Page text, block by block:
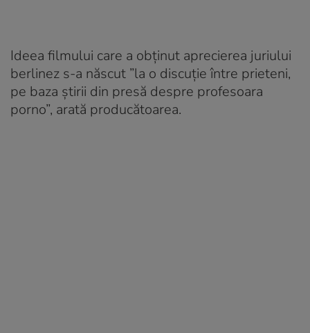
Ideea filmului care a obținut aprecierea juriului
berlinez s-a născut ”la o discuție între prieteni,
pe baza știrii din presă despre profesoara
porno”, arată producătoarea.